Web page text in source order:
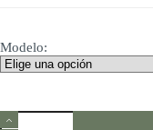
Modelo:
Paneles